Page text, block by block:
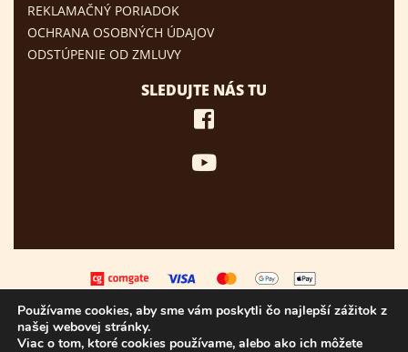
REKLAMAČNÝ PORIADOK
OCHRANA OSOBNÝCH ÚDAJOV
ODSTÚPENIE OD ZMLUVY
SLEDUJTE NÁS TU
Používame cookies, aby sme vám poskytli čo najlepší zážitok z
našej webovej stránky.
Viac o tom, ktoré cookies používame, alebo ako ich môžete